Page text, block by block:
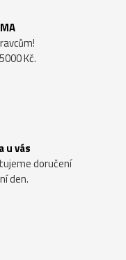
Kč.
u vás
doručení
den.